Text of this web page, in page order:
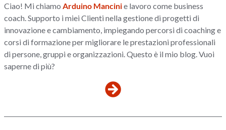
Ciao! Mi chiamo Arduino Mancinie lavoro come business
coach. Supporto i miei Clienti nella gestione di progetti di
innovazione e cambiamento, impiegando percorsi di coaching e
corsi di formazione per migliorare le prestazioni professionali
di persone, gruppi e organizzazioni. Questo è il mio blog. Vuoi
saperne di più?